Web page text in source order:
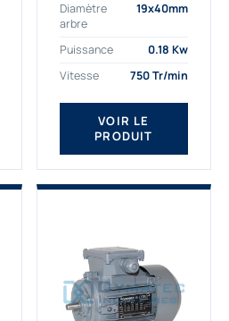
kw. Dymatec Industries
vous propose le moteur
électrique 0.18 kw, un
moteur de qualité...
Diamètre
arbre
19x40mm
Puissance
0.18 Kw
Vitesse
750 Tr/min
VOIR LE
PRODUIT